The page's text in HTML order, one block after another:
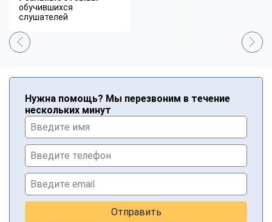
обучившихся
слушателей
Нужна помощь? Мы перезвоним в течение
нескольких минут
Отправить